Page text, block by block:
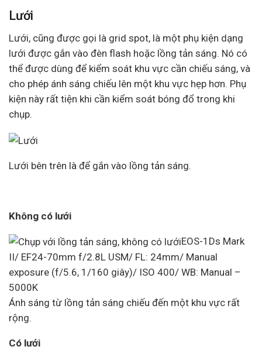
Lưới
Lưới, cũng được gọi là grid spot, là một phụ kiện dạng
lưới được gắn vào đèn flash hoặc lồng tản sáng. Nó có
thể được dùng để kiểm soát khu vực cần chiếu sáng, và
cho phép ánh sáng chiếu lên một khu vực hẹp hơn. Phụ
kiện này rất tiện khi cần kiểm soát bóng đổ trong khi
chụp.
Lưới bên trên là để gắn vào lồng tản sáng.
Không có lưới
EOS-1Ds Mark
II/ EF24-70mm f/2.8L USM/ FL: 24mm/ Manual
exposure (f/5.6, 1/160 giây)/ ISO 400/ WB: Manual –
5000K
Ánh sáng từ lồng tản sáng chiếu đến một khu vực rất
rộng.
Có lưới